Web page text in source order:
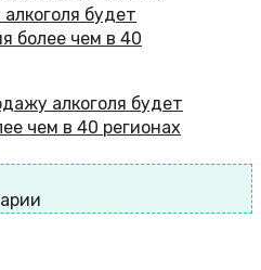
алкоголя будет
чем в 40 регионах